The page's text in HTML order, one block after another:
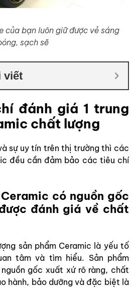
của bạn luôn giữ được vẻ sáng
sạch sẽ
viết
đánh giá 1 trung
chất lượng
sự uy tín trên thị trường thì các
đều cần đảm bảo các tiêu chí
có nguồn gốc
đánh giá về chất
sản phẩm Ceramic là yếu tố
tâm và tìm hiểu. Sản phẩm
gốc xuất xứ rõ ràng, chất
hành, bảo dưỡng và đặc biệt là